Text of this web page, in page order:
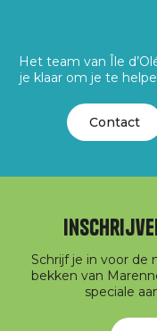
Het team van Île
je klaar om je te
Contact
Schrijf je in voor de
bekken van
speciale